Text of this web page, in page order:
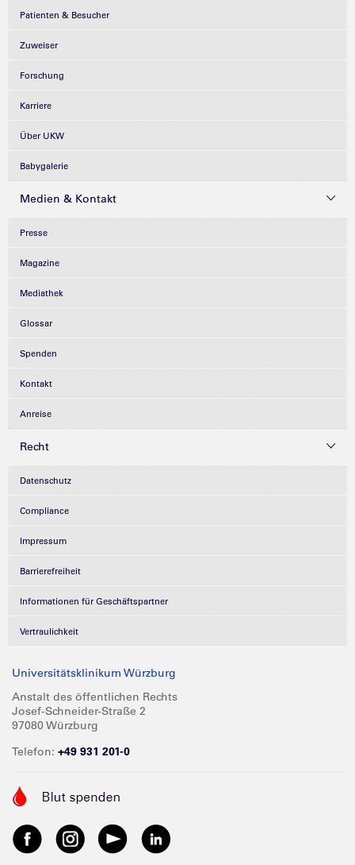
Patienten & Besucher
Zuweiser
Forschung
Karriere
Über UKW
Babygalerie
Medien & Kontakt
Presse
Magazine
Mediathek
Glossar
Spenden
Kontakt
Anreise
Recht
Datenschutz
Compliance
Impressum
Barrierefreiheit
Informationen für Geschäftspartner
Vertraulichkeit
Universitätsklinikum Würzburg
Anstalt des öffentlichen Rechts
Josef-Schneider-Straße 2
97080 Würzburg
Telefon: +49 931 201-0